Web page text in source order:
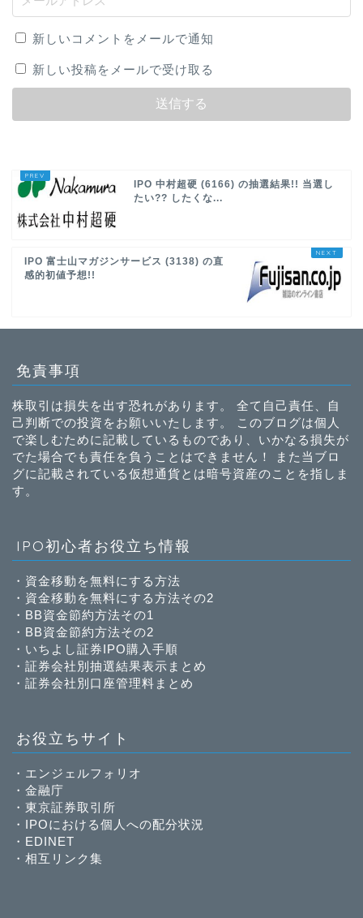
新しいコメントをメールで通知
新しい投稿をメールで受け取る
IPO 中村超硬 (6166) の抽選結果!! 当選し
たい?? したくな...
IPO 富士山マガジンサービス (3138) の直
感的初値予想!!
免責事項
株取引は損失を出す恐れがあります。 全て自己責任、自
己判断での投資をお願いいたします。 このブログは個人
で楽しむために記載しているものであり、いかなる損失が
でた場合でも責任を負うことはできません！ また当ブロ
グに記載されている仮想通貨とは暗号資産のことを指しま
す。
IPO初心者お役立ち情報
・ 資金移動を無料にする方法
・ 資金移動を無料にする方法その2
・ BB資金節約方法その1
・ BB資金節約方法その2
・ いちよし証券IPO購入手順
・ 証券会社別抽選結果表示まとめ
・ 証券会社別口座管理料まとめ
お役立ちサイト
・ エンジェルフォリオ
・ 金融庁
・ 東京証券取引所
・ IPOにおける個人への配分状況
・ EDINET
・ 相互リンク集